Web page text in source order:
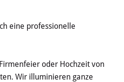
eine professionelle
oder Hochzeit von
Wir illuminieren ganze